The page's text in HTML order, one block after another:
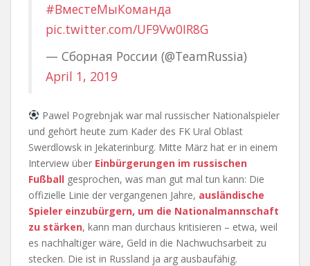
#ВместеМыКоманда
pic.twitter.com/UF9Vw0IR8G
— Сборная России (@TeamRussia)
April 1, 2019
Pawel Pogrebnjak war mal russischer Nationalspieler
und gehört heute zum Kader des FK Ural Oblast
Swerdlowsk in Jekaterinburg. Mitte März hat er in einem
Interview über Einbürgerungen im russischen
Fußball gesprochen, was man gut mal tun kann: Die
offizielle Linie der vergangenen Jahre, ausländische
Spieler einzubürgern, um die Nationalmannschaft
zu stärken, kann man durchaus kritisieren – etwa, weil
es nachhaltiger wäre, Geld in die Nachwuchsarbeit zu
stecken. Die ist in Russland ja arg ausbaufähig.